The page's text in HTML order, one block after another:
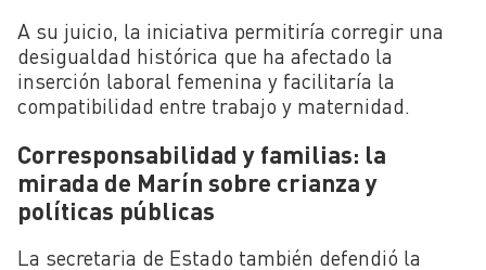
A su juicio, la iniciativa permitiría corregir una
desigualdad histórica que ha afectado la
inserción laboral femenina y facilitaría la
compatibilidad entre trabajo y maternidad.
Corresponsabilidad y familias: la
mirada de Marín sobre crianza y
políticas públicas
La secretaria de Estado también defendió la